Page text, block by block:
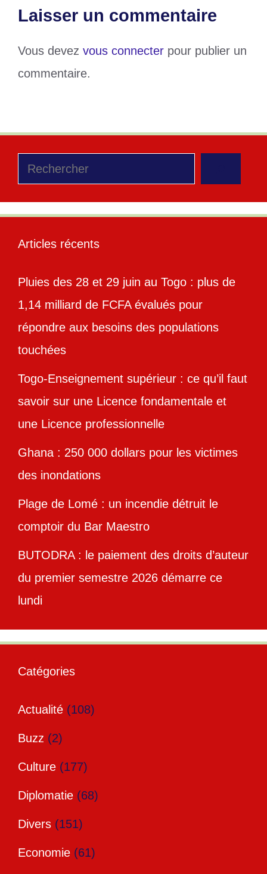
Laisser un commentaire
Vous devez vous connecter pour publier un
commentaire.
Rechercher
Articles récents
Pluies des 28 et 29 juin au Togo : plus de
1,14 milliard de FCFA évalués pour
répondre aux besoins des populations
touchées
Togo-Enseignement supérieur : ce qu’il faut
savoir sur une Licence fondamentale et
une Licence professionnelle
Ghana : 250 000 dollars pour les victimes
des inondations
Plage de Lomé : un incendie détruit le
comptoir du Bar Maestro
BUTODRA : le paiement des droits d’auteur
du premier semestre 2026 démarre ce
lundi
Catégories
Actualité (108)
Buzz (2)
Culture (177)
Diplomatie (68)
Divers (151)
Economie (61)